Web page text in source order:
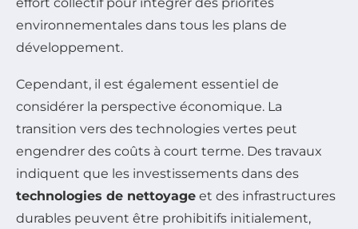
environnementales dans tous les plans de
développement.
Cependant, il est également essentiel de
considérer la perspective économique. La
transition vers des technologies vertes peut
engendrer des coûts à court terme. Des travaux
indiquent que les investissements dans des
technologies de nettoyage et des infrastructures
durables peuvent être prohibitifs initialement,